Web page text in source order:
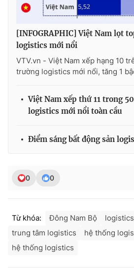
Ðiện thoại Thời báo VTV:024.66 897
toasoan@vtv.vn
Liên hệ quảng cáo:024-7300.7108
® Cấm sao chép dưới mọi hình thức
thuận bằng văn bản. Ghi rõ nguồn
[INFOGRAPHIC] Việt Nam lọt
logistics mới nổi
VTV.vn - Việt Nam xếp hạng 10
trường logistics mới nổi, tăng 1
Việt Nam xếp thứ 11 trong
logistics mới nổi toàn cầu
Điểm sáng bất động sản
0 0
Từ khóa: Đông Nam Bộ logistics
trung tâm logistics
hệ thống
hệ thống logistics